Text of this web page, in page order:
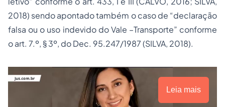
2018) sendo apontado também o caso de “declaração
falsa ou o uso indevido do Vale –Transporte” conforme
o art. 7.º, § 3º, do Dec. 95.247/1987 (SILVA, 2018).
Leia mais